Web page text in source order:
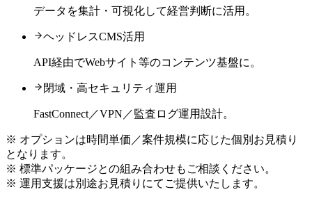
データを集計・可視化して経営判断に活用。
ヘッドレスCMS活用
API経由でWebサイト等のコンテンツ基盤に。
閉域・高セキュリティ運用
FastConnect／VPN／監査ログ運用設計。
※ オプションは時間単価／案件規模に応じた個別お見積り
となります。
※ 標準パッケージとの組み合わせもご相談ください。
※ 運用支援は別途お見積りにてご提供いたします。